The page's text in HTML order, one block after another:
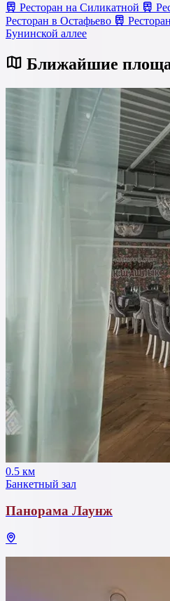
Ресторан на Силикатной
Ресторан в Остафьево
Бунинской аллее
Ближайшие
0.5 км
Банкетный зал
Панорама Лаунж